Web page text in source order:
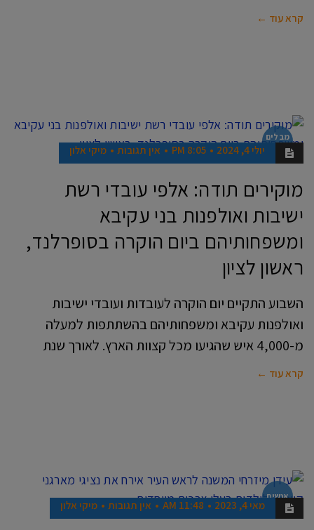
קרא עוד ←
מבלים
בראשון יולי 4, 2024 8:05 PM אין תגובות מיקי אלון
מוקירים תודה: אלפי עובדי רשת
ישיבות ואולפנות בני עקיבא
ומשפחותיהם ביום הוקרה בסופרלנד,
ראשון לציון
השבוע התקיים יום הוקרה לעובדות ועובדי ישיבות
ואולפנות עקיבא ומשפחותיהם בהשתתפות למעלה
מ-4,000 איש שהגיעו מכל קצוות הארץ. לאורך שנת
קרא עוד ←
אנשים
מאי 4, 2023 11:48 AM אין תגובות מיקי אלון